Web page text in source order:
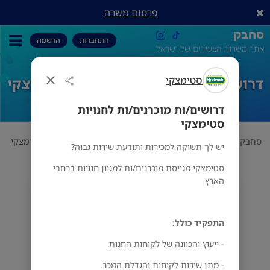
סטימצקי
דרושים/ות מוכרנים/ות לחנויות
סטימצקי
יש לך תשוקה למכירות ותודעת שירות גבוה?
סטימצקי מגייסת מוכרנים/ות למגוון חנויות ברחבי
הארץ
התפקיד כולל:
- ייעוץ והכוונה של לקוחות החנות.
- מתן שירות לקוחות והגדלת המכר.
פרסום משרה
סחבק
אתר משרות הצעירים של ישראל
התחברות הרשמה
דרושים/ות מוכרנים/ות לחנויות סטימצקי
סחבק מכירות סטימצקי דרושים/ות מוכרנים/ות לחנויות סטימצקי